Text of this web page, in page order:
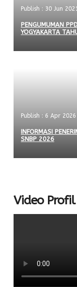
Publish : 30 Jun
PENGUMUMAN
YOGYAKARTA
Publish : 6 Apr 2026
INFORMASI
SNBP 2026
Video